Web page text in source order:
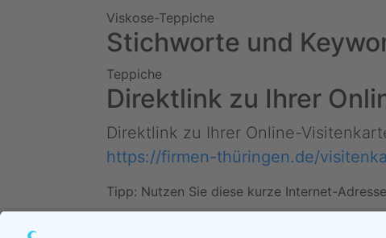
Viskose-Teppiche
Stichworte und
Teppiche
Direktlink zu Ihrer
Direktlink zu Ihrer Online-
https://firmen-thüringen.de/
Tipp: Nutzen Sie diese kurze Internet-